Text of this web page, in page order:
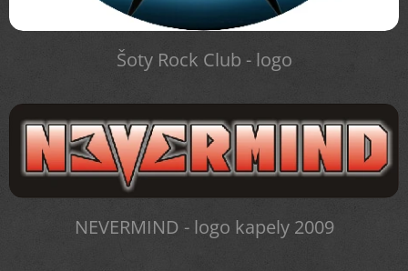
Šoty Rock Club - logo
NEVERMIND - logo kapely 2009